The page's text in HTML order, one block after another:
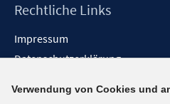
Rechtliche Links
Impressum
Datenschutzerklärung
Barrieren melden
Verwendung von Cookies und